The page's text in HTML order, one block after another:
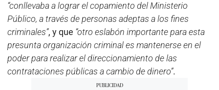
“conllevaba a lograr el copamiento del Ministerio
Público, a través de personas adeptas a los fines
criminales”, y que “otro eslabón importante para esta
presunta organización criminal es mantenerse en el
poder para realizar el direccionamiento de las
contrataciones públicas a cambio de dinero”.